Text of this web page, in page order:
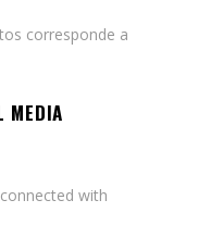
corresponde a
MEDIA
with